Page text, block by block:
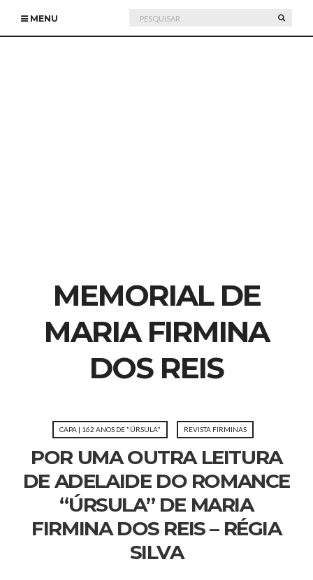
MENU
Pesquisar
por:
MEMORIAL DE
MARIA FIRMINA
DOS REIS
CAPA | 162 ANOS DE "ÚRSULA" REVISTA FIRMINAS
POR UMA OUTRA LEITURA
DE ADELAIDE DO ROMANCE
“ÚRSULA” DE MARIA
FIRMINA DOS REIS – RÉGIA
SILVA